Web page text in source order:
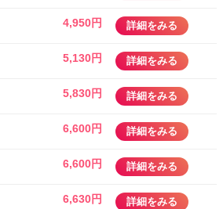
4,950円 詳細をみる
5,130円 詳細をみる
5,830円 詳細をみる
6,600円 詳細をみる
6,600円 詳細をみる
6,630円 詳細をみる